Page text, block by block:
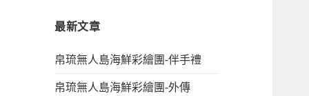
最新文章
帛琉無人島海鮮彩繪團-伴手禮
帛琉無人島海鮮彩繪團-外傳